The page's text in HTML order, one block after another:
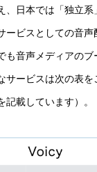
、日本では「独立系
ービスとしての音
も音声メディアのブ
サービスは次の表を
載しています）。